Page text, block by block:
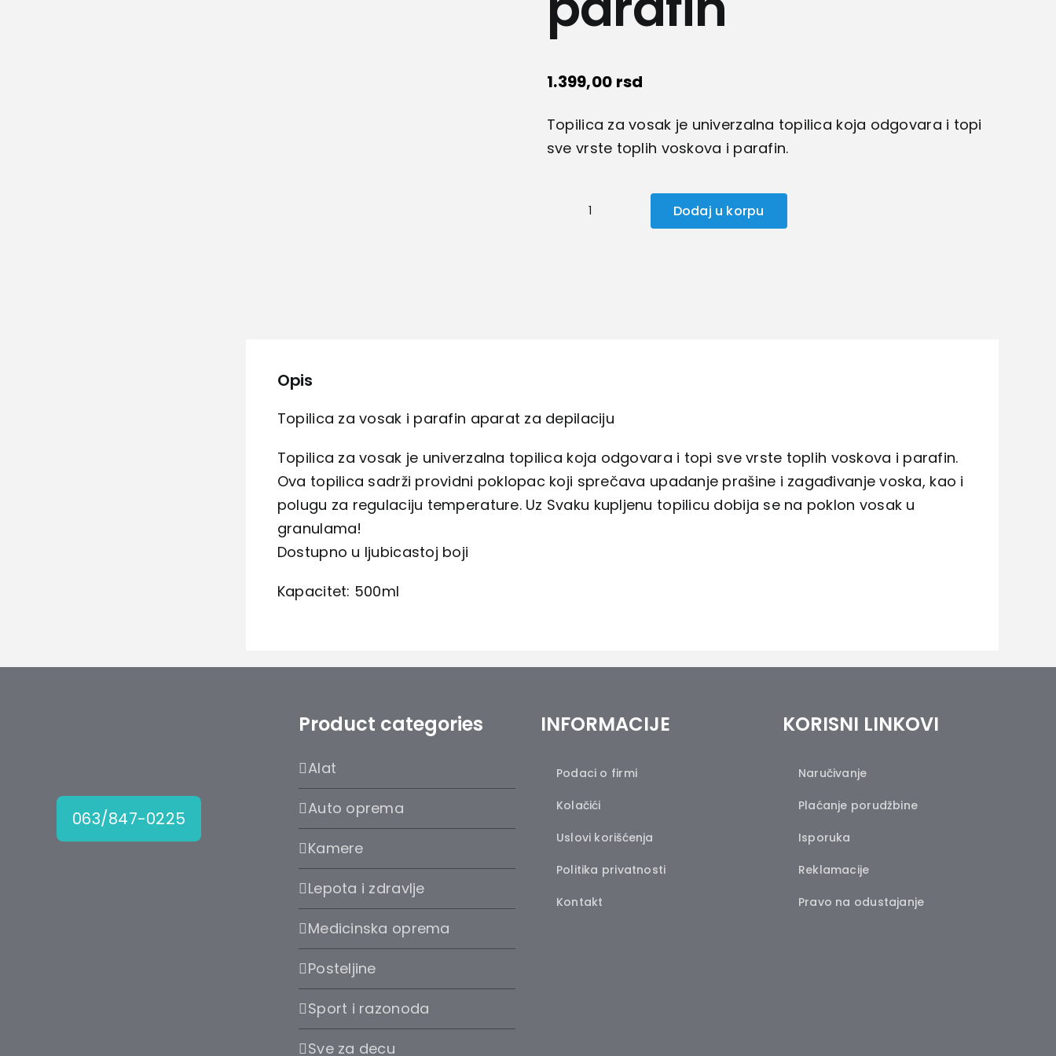
1.399,00 rsd
Topilica za vosak je univerzalna topilica koja odgovara i topi
sve vrste toplih voskova i parafin.
Topilica
Dodaj u korpu
Opis
Topilica za vosak i parafin aparat za depilaciju
Topilica za vosak je univerzalna topilica koja odgovara i topi sve vrste toplih voskova i parafin.
Ova topilica sadrži providni poklopac koji sprečava upadanje prašine i zagađivanje voska, kao i
polugu za regulaciju temperature. Uz Svaku kupljenu topilicu dobija se na poklon vosak u
granulama!
Dostupno u ljubicastoj boji
Kapacitet: 500ml
063/847-0225
Product categories
Alat
Auto oprema
Kamere
Lepota i zdravlje
Medicinska oprema
Posteljine
Sport i razonoda
Sve za decu
INFORMACIJE
Podaci o firmi
Kolačići
Uslovi korišćenja
Politika privatnosti
Kontakt
KORISNI LINKOVI
Naručivanje
Plaćanje porudžbine
Isporuka
Reklamacije
Pravo na odustajanje